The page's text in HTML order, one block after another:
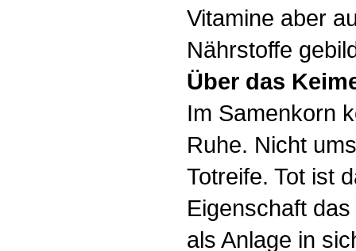
Vitamine aber
Nährstoffe
Über das
Im Samenkorn
Ruhe. Nicht
Totreife. Tot ist
Eigenschaft
als Anlage in